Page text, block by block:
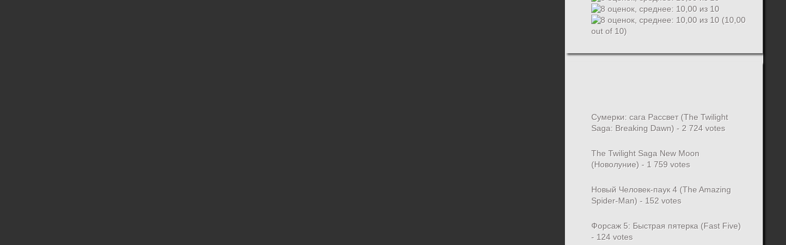
(10,00
out of 10)
Сумерки: cага Рассвет (The Twilight
Saga: Breaking Dawn) - 2 724 votes
The Twilight Saga New Moon
(Новолуние) - 1 759 votes
Новый Человек-паук 4 (The Amazing
Spider-Man) - 152 votes
Форсаж 5: Быстрая пятерка (Fast Five)
- 124 votes